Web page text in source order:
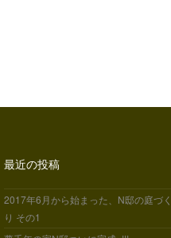
最近の投稿
2017年6月から始まった、N邸の庭づく
り その1